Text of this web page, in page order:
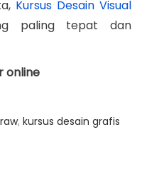
Kursus Desain Visual
paling tepat dan
online
, kursus desain grafis